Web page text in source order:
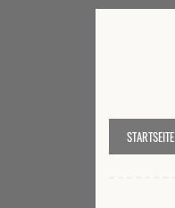
STARTSEITE